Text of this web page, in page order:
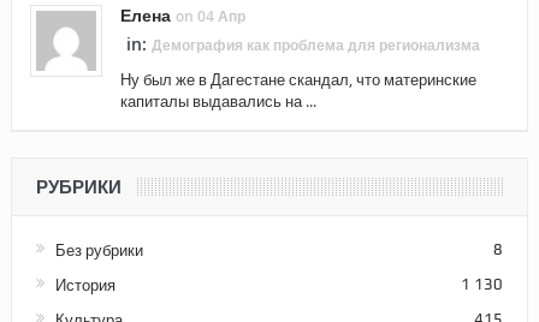
Елена on 04 Апр
in: Демография как проблема для регионализма
Ну был же в Дагестане скандал, что материнские
капиталы выдавались на ...
РУБРИКИ
Без рубрики 8
История 1 130